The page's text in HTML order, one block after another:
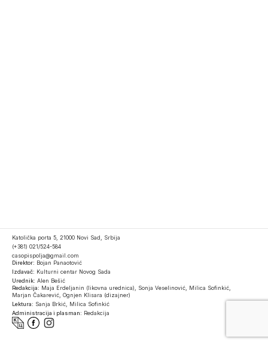
Katolička porta 5, 21000 Novi Sad, Srbija
(+381) 021/524-584
casopispolja@gmail.com
Direktor: Bojan Panaotović
Izdavač: Kulturni centar Novog Sada
Urednik: Alen Bešić
Redakcija: Maja Erdeljanin (likovna urednica), Sonja Veselinović, Milica Sofinkić,
Marjan Čakarević, Ognjen Klisara (dizajner)
Lektura: Sanja Brkić, Milica Sofinkić
Administracija i plasman: Redakcija